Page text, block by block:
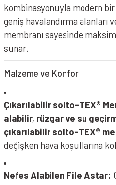
kombinasyonuyla modern
geniş havalandırma alanları
membranı sayesinde
sunar.
Malzeme ve Konfor
Çıkarılabilir solto-TEX®
alabilir, rüzgar ve su
çıkarılabilir solto-TEX®
değişken hava koşullarına
Nefes Alabilen File Astar: